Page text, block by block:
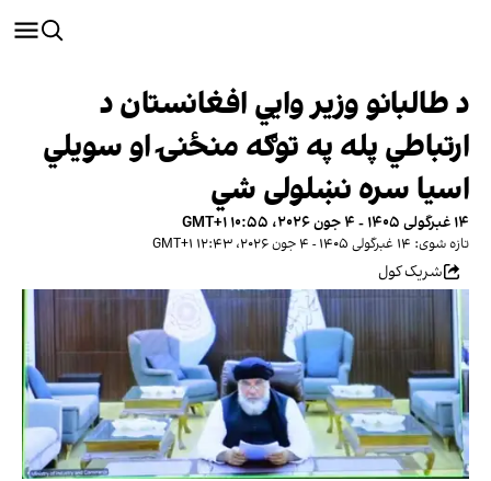
د طالبانو وزیر وايي افغانستان د
ارتباطي پله په توګه منځنۍ او سویلي
اسیا سره نښلولی شي
۱۴ غبرگولی ۱۴۰۵ - ۴ جون ۲۰۲۶، ۱۰:۵۵ GMT+۱
تازه شوی: ۱۴ غبرگولی ۱۴۰۵ - ۴ جون ۲۰۲۶، ۱۲:۴۳ GMT+۱
شریک کول